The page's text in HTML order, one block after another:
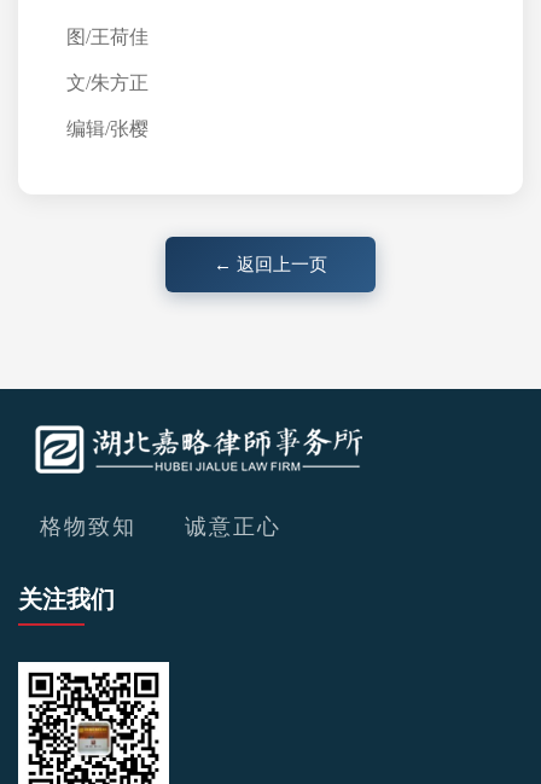
图/王荷佳
文/朱方正
编辑/张樱
← 返回上一页
格物致知 诚意正心
关注我们